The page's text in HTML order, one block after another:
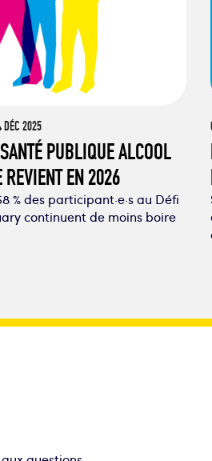
DÉC 2025
PUBLIQUE ALCOOL
EN 2026
% des participant·e·s au Défi
continuent de moins boire